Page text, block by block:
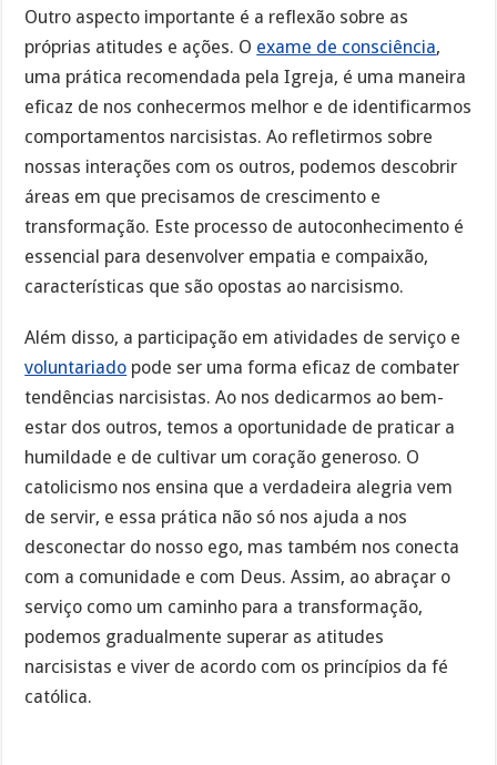
Outro aspecto importante é a reflexão sobre as
próprias atitudes e ações. O exame de consciência,
uma prática recomendada pela Igreja, é uma maneira
eficaz de nos conhecermos melhor e de identificarmos
comportamentos narcisistas. Ao refletirmos sobre
nossas interações com os outros, podemos descobrir
áreas em que precisamos de crescimento e
transformação. Este processo de autoconhecimento é
essencial para desenvolver empatia e compaixão,
características que são opostas ao narcisismo.
Além disso, a participação em atividades de serviço e
voluntariado pode ser uma forma eficaz de combater
tendências narcisistas. Ao nos dedicarmos ao bem-
estar dos outros, temos a oportunidade de praticar a
humildade e de cultivar um coração generoso. O
catolicismo nos ensina que a verdadeira alegria vem
de servir, e essa prática não só nos ajuda a nos
desconectar do nosso ego, mas também nos conecta
com a comunidade e com Deus. Assim, ao abraçar o
serviço como um caminho para a transformação,
podemos gradualmente superar as atitudes
narcisistas e viver de acordo com os princípios da fé
católica.